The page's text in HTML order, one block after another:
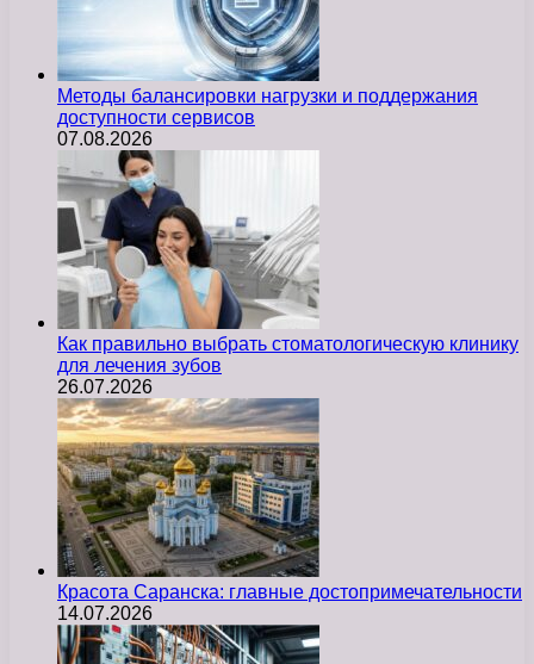
Методы балансировки нагрузки и поддержания
доступности сервисов
07.08.2026
Как правильно выбрать стоматологическую клинику
для лечения зубов
26.07.2026
Красота Саранска: главные достопримечательности
14.07.2026